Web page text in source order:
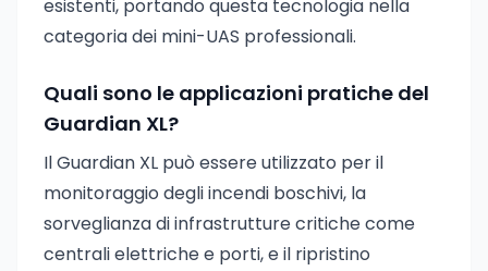
esistenti, portando questa tecnologia nella
categoria dei mini-UAS professionali.
Quali sono le applicazioni pratiche del
Guardian XL?
Il Guardian XL può essere utilizzato per il
monitoraggio degli incendi boschivi, la
sorveglianza di infrastrutture critiche come
centrali elettriche e porti, e il ripristino